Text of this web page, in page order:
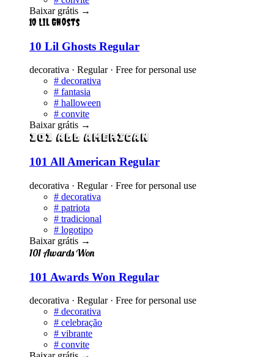
Baixar grátis →
10 Lil Ghosts
10 Lil Ghosts Regular
decorativa · Regular · Free for personal use
# decorativa
# fantasia
# halloween
# convite
Baixar grátis →
101 All American
101 All American Regular
decorativa · Regular · Free for personal use
# decorativa
# patriota
# tradicional
# logotipo
Baixar grátis →
101 Awards Won
101 Awards Won Regular
decorativa · Regular · Free for personal use
# decorativa
# celebração
# vibrante
# convite